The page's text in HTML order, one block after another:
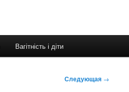
Вагітність і діти
Следующая →